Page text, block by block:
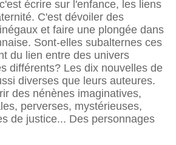
écrire sur l'enfance, les liens
C'est dévoiler des
et faire une plongée dans
Sont-elles subalternes ces
du lien entre des univers
différents? Les dix nouvelles de
diverses que leurs auteures.
des nénènes imaginatives,
perverses, mystérieuses,
de justice... Des personnages